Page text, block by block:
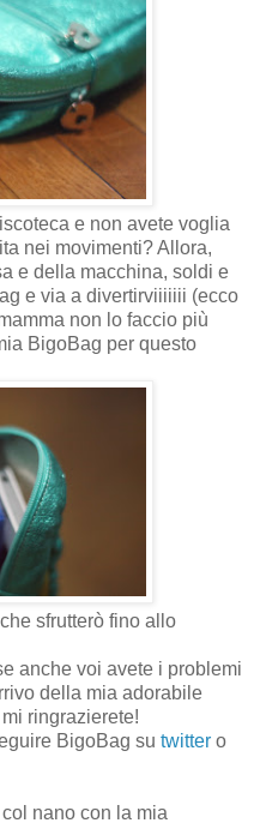
e non avete voglia
nei movimenti? Allora,
e della macchina, soldi e
e via a divertirviiiiiii (ecco
non lo faccio più
BigoBag per questo
sfrutterò fino allo
anche voi avete i problemi
della mia adorabile
ringrazierete!
BigoBag su twitter o
nano con la mia